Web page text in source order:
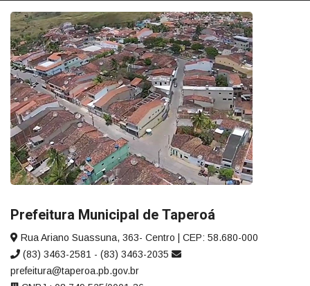
Prefeitura Municipal de Taperoá
Rua Ariano Suassuna, 363- Centro | CEP: 58.680-000
(83) 3463-2581 - (83) 3463-2035
prefeitura@taperoa.pb.gov.br